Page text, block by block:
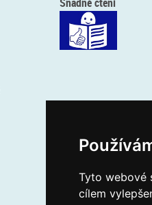
Tyto webové
cílem